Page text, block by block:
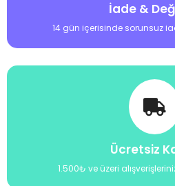
İade &
14 gün içerisinde sorunsuz
Ücretsiz
1.500₺ ve üzeri